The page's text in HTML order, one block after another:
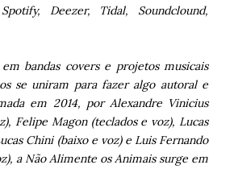
Deezer, Tidal, Soundclound,
bandas covers e projetos musicais
se uniram para fazer algo autoral e
em 2014, por Alexandre Vinicius
Felipe Magon (teclados e voz), Lucas
Chini (baixo e voz) e Luis Fernando
a Não Alimente os Animais surge em